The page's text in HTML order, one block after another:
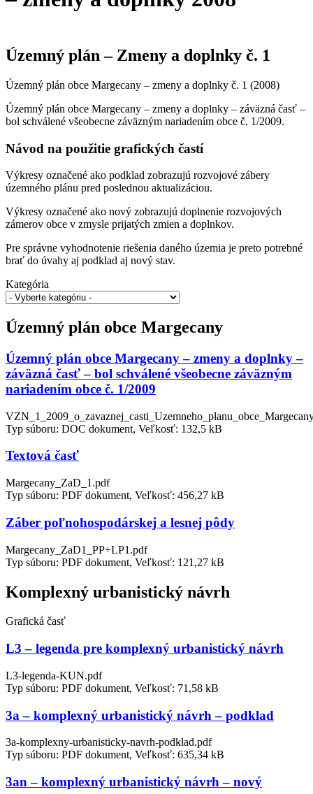
Územný plán – Zmeny a doplnky č. 1
Územný plán obce Margecany – zmeny a doplnky č. 1 (2008)
Územný plán obce Margecany – zmeny a doplnky – záväzná časť –
bol schválené všeobecne záväzným nariadením obce č. 1/2009.
Návod na použitie grafických častí
Výkresy označené ako podklad zobrazujú rozvojové zábery
územného plánu pred poslednou aktualizáciou.
Výkresy označené ako nový zobrazujú doplnenie rozvojových
zámerov obce v zmysle prijatých zmien a doplnkov.
Pre správne vyhodnotenie riešenia daného územia je preto potrebné
brať do úvahy aj podklad aj nový stav.
Kategória
Územný plán obce Margecany
Územný plán obce Margecany – zmeny a doplnky –
záväzná časť – bol schválené všeobecne záväzným
nariadením obce č. 1/2009
Typ súboru: DOC dokument, Veľkosť: 132,5 kB
Textová časť
Margecany_ZaD_1.pdf
Typ súboru: PDF dokument, Veľkosť: 456,27 kB
Záber poľnohospodárskej a lesnej pôdy
Margecany_ZaD1_PP+LP1.pdf
Typ súboru: PDF dokument, Veľkosť: 121,27 kB
Komplexný urbanistický návrh
Grafická časť
L3 – legenda pre komplexný urbanistický návrh
L3-legenda-KUN.pdf
Typ súboru: PDF dokument, Veľkosť: 71,58 kB
3a – komplexný urbanistický návrh – podklad
3a-komplexny-urbanisticky-navrh-podklad.pdf
Typ súboru: PDF dokument, Veľkosť: 635,34 kB
3an – komplexný urbanistický návrh – nový